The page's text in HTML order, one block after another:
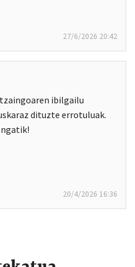
27/6/2026 20:42
ibilgailu
dituzte errotuluak.
20/4/2026 16:36